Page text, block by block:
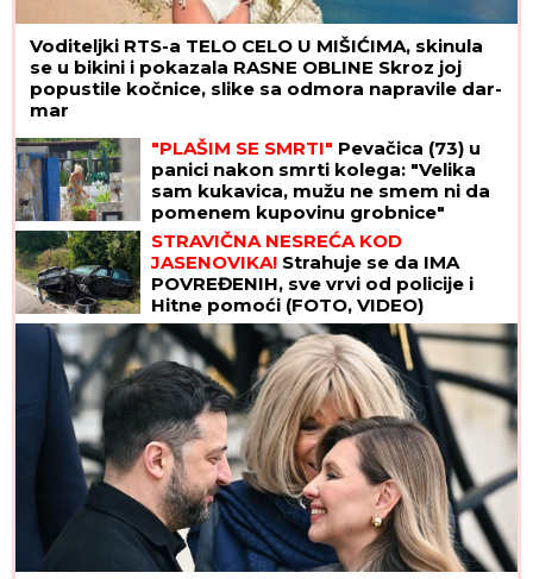
slade, neću im zaboraviti"
Tatjana ima NAJJAČU VAGINU na
svetu! Godinama ubacivala drvene i
metalne kugle u telo, pa intimnim
postala globalno poznata
PRVI SNIMAK TEE TAIROVIĆ I MUŽA NAKON
SAOBRAĆAJKE!Uhvaćeni zajedno u Budvi: Ivan sa
ZAVOJEM preko celog stopala, a evo kako
pevačica izgleda nakon udesa u Crnoj Gori
Ubijena poznata pevačica: Nakon
svađe njena saradnica joj pucala u
leđa